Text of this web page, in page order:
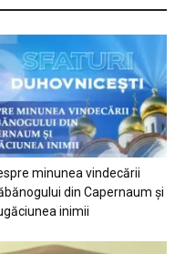
minunea vindecării
din Capernaum și
inimii